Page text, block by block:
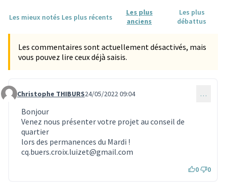
Les mieux notés Les plus récents
Les plus
anciens
Les plus
débattus
Les commentaires sont actuellement désactivés, mais
vous pouvez lire ceux déjà saisis.
Commentaire 1549
Christophe THIBURS24/05/2022 09:04 …
Bonjour
Venez nous présenter votre projet au conseil de
quartier
lors des permanences du Mardi !
cq.buers.croix.luizet@gmail.com
0 0